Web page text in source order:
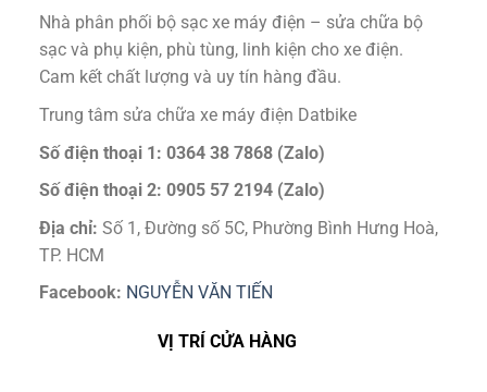
Nhà phân phối bộ sạc xe máy điện – sửa chữa bộ
sạc và phụ kiện, phù tùng, linh kiện cho xe điện.
Cam kết chất lượng và uy tín hàng đầu.
Trung tâm sửa chữa xe máy điện Datbike
Số điện thoại 1: 0364 38 7868 (Zalo)
Số điện thoại 2: 0905 57 2194 (Zalo)
Địa chỉ: Số 1, Đường số 5C, Phường Bình Hưng Hoà,
TP. HCM
Facebook: NGUYỄN VĂN TIẾN
VỊ TRÍ CỬA HÀNG